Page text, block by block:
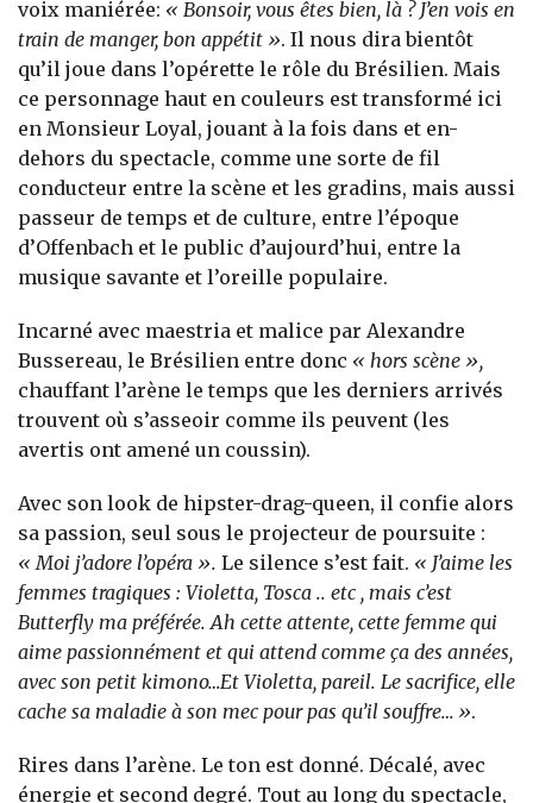
voix maniérée: « Bonsoir, vous êtes bien, là ? J’en vois en
train de manger, bon appétit ». Il nous dira bientôt
qu’il joue dans l’opérette le rôle du Brésilien. Mais
ce personnage haut en couleurs est transformé ici
en Monsieur Loyal, jouant à la fois dans et en-
dehors du spectacle, comme une sorte de fil
conducteur entre la scène et les gradins, mais aussi
passeur de temps et de culture, entre l’époque
d’Offenbach et le public d’aujourd’hui, entre la
musique savante et l’oreille populaire.
Incarné avec maestria et malice par Alexandre
Bussereau, le Brésilien entre donc « hors scène »,
chauffant l’arène le temps que les derniers arrivés
trouvent où s’asseoir comme ils peuvent (les
avertis ont amené un coussin).
Avec son look de hipster-drag-queen, il confie alors
sa passion, seul sous le projecteur de poursuite :
« Moi j’adore l’opéra ». Le silence s’est fait. « J’aime les
femmes tragiques : Violetta, Tosca .. etc , mais c’est
Butterfly ma préférée. Ah cette attente, cette femme qui
aime passionnément et qui attend comme ça des années,
avec son petit kimono…Et Violetta, pareil. Le sacrifice, elle
cache sa maladie à son mec pour pas qu’il souffre… ».
Rires dans l’arène. Le ton est donné. Décalé, avec
énergie et second degré. Tout au long du spectacle,